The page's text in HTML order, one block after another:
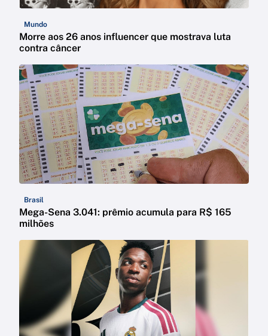
Mundo
Morre aos 26 anos influencer que mostrava luta
contra câncer
Brasil
Mega-Sena 3.041: prêmio acumula para R$ 165
milhões